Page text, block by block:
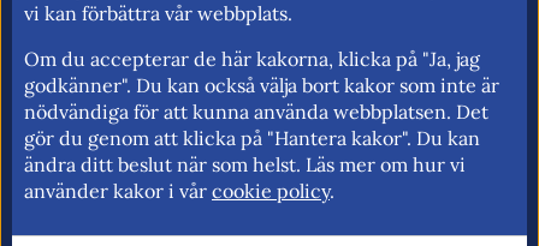
Ordverifiering Uppdatera captcha
vi kan förbättra vår webbplats.
Om du accepterar de här kakorna, klicka på "Ja, jag
godkänner". Du kan också välja bort kakor som inte är
nödvändiga för att kunna använda webbplatsen. Det
gör du genom att klicka på "Hantera kakor". Du kan
ändra ditt beslut när som helst. Läs mer om hur vi
använder kakor i vår cookie policy.